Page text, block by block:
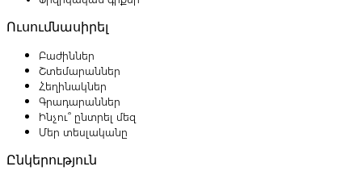
Ուսումնասիրել
Բաժիններ
Շտեմարաններ
Հեղինակներ
Գրադարաններ
Ինչու՞ ընտրել մեզ
Մեր տեսլականը
Ընկերություն